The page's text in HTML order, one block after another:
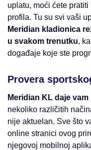
uplatu, moći ćete
profila. Tu su svi vaši
Meridian kladionica
u svakom trenutku,
događaje koje ste
Provera
Meridian KL daje
nekoliko različitih
nije aktuelan. Sve što
online stranici ovog
njegovoj mobilnoj